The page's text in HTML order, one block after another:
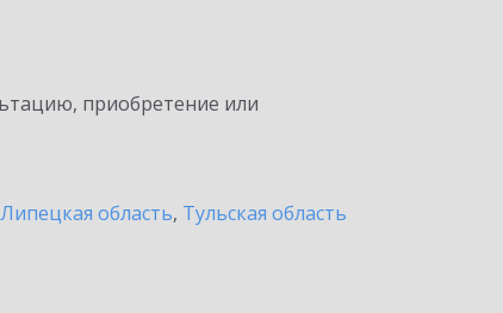
приобретение или
Липецкая область, Тульская область